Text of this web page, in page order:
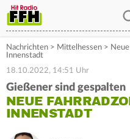
Nachrichten > Mittelhessen >
Innenstadt
18.10.2022, 14:51 Uhr
Gießener sind gespalten
NEUE
INNENSTADT